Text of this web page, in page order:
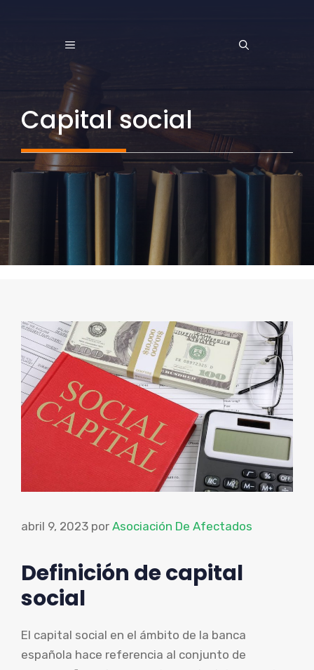
MENÚ
Capital social
abril 9, 2023 por Asociación De Afectados
Definición de capital
social
El capital social en el ámbito de la banca
española hace referencia al conjunto de